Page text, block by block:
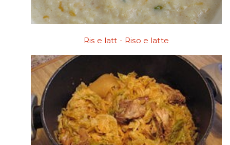
Ris e latt - Riso e latte